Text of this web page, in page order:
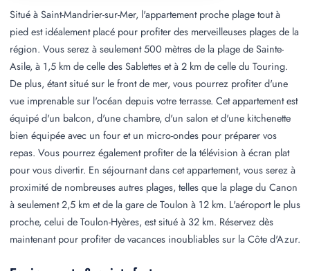
Situé à Saint-Mandrier-sur-Mer, l'appartement proche plage tout à
pied est idéalement placé pour profiter des merveilleuses plages de la
région. Vous serez à seulement 500 mètres de la plage de Sainte-
Asile, à 1,5 km de celle des Sablettes et à 2 km de celle du Touring.
De plus, étant situé sur le front de mer, vous pourrez profiter d'une
vue imprenable sur l'océan depuis votre terrasse. Cet appartement est
équipé d'un balcon, d'une chambre, d'un salon et d'une kitchenette
bien équipée avec un four et un micro-ondes pour préparer vos
repas. Vous pourrez également profiter de la télévision à écran plat
pour vous divertir. En séjournant dans cet appartement, vous serez à
proximité de nombreuses autres plages, telles que la plage du Canon
à seulement 2,5 km et de la gare de Toulon à 12 km. L'aéroport le plus
proche, celui de Toulon-Hyères, est situé à 32 km. Réservez dès
maintenant pour profiter de vacances inoubliables sur la Côte d'Azur.